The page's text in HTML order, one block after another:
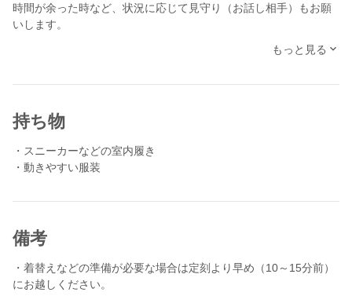
時間が余った時など、状況に応じて見守り（お話し相手）もお願
いします。
おります！
※前日、前々日など直前の応募は返信などの対応ができない場合
もっと見る
持ち物
・スニーカーなどの室内履き
・動きやすい服装
備考
・着替えなどの準備が必要な場合は定刻より早め（10～15分前）
にお越しください。